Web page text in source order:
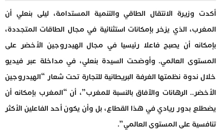
أكدت وزيرة الانتقال الطاقي والتنمية المستدامة، ليلى بنعلي أن
المغرب، الذي يزخر بإمكانات استثنائية في مجال الطاقات المتجددة،
بإمكانه أن يصبح فاعلا رئيسيا في مجال الهيدروجين الأخضر على
المستوى العالمي. وأوضحت السيدة بنعلي، في مداخلة عبر فيديو
خلال ندوة نظمتها الغرفة البريطانية للتجارة تحت شعار “الهيدروجين
الأخضر.. الرهانات والآفاق بالنسبة للمغرب”، أن “المغرب بإمكانه أن
يضطلع بدور ريادي في هذا القطاع، بل وأن يكون أحد الفاعلين الأكثر
تنافسية على المستوى العالمي”.